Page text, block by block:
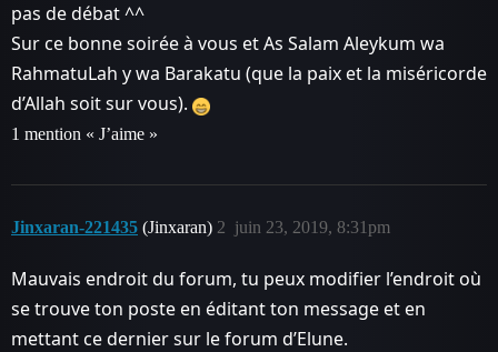
pas de débat ^^
Sur ce bonne soirée à vous et As Salam Aleykum wa
RahmatuLah y wa Barakatu (que la paix et la miséricorde
d’Allah soit sur vous).
1 mention « J’aime »
Jinxaran-221435 (Jinxaran) juin 23, 2019, 8:31pm
2
Mauvais endroit du forum, tu peux modifier l’endroit où
se trouve ton poste en éditant ton message et en
mettant ce dernier sur le forum d’Elune.